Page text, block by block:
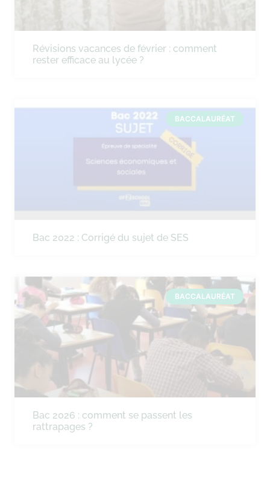
Révisions vacances de février : comment
rester efficace au lycée ?
BACCALAURÉAT
Bac 2022 : Corrigé du sujet de SES
BACCALAURÉAT
Bac 2026 : comment se passent les
rattrapages ?